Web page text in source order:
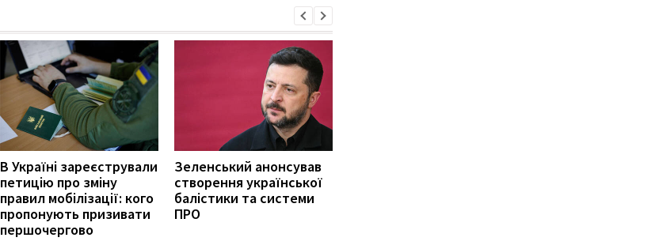
В Україні зареєстрували
петицію про зміну
правил мобілізації: кого
пропонують призивати
першочергово
Зеленський анонсував
створення української
балістики та системи
ПРО